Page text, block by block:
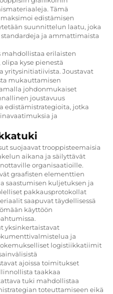
Tämä
edistämisen
suunnittelun laatu, joka
ja ammattimaista
erilaisten
kyse pienestä
yritysinitiatiivista. Joustavat
mukauttamisen
johdonmukaiset
joustavuus
edistämistrategioita, jotka
ja
suojaavat trooppisteemaisia
aikana ja säilyttävät
organisaatioille.
graafisten elementtien
saastumisen kuljetuksen ja
pakkausprotokollat
saapuvat täydellisessä
käyttöön
yksinkertaistavat
ja
logistiikkatiimit
ajoissa toimitukset
taakkaa
tuki mahdollistaa
toteuttamiseen eikä